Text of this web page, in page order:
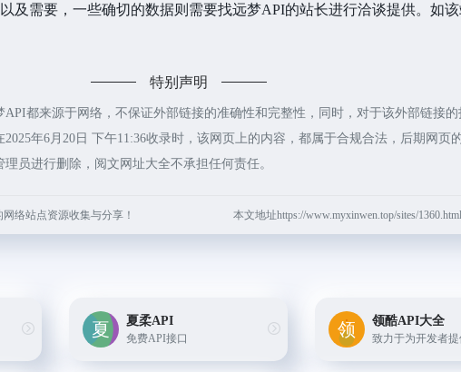
及需要，一些确切的数据则需要找远梦API的站长进行洽谈提供。如
特别声明
都来源于网络，不保证外部链接的准确性和完整性，同时，对于该外部链接
年6月20日 下午11:36收录时，该网页上的内容，都属于合规合法，后期网页
员进行删除，阅文网址大全不承担任何责任。
络站点资源收集与分享！ 本文地址https://www.myxinwen.top/sites/
夏柔API
免费API接口
领酷API大全